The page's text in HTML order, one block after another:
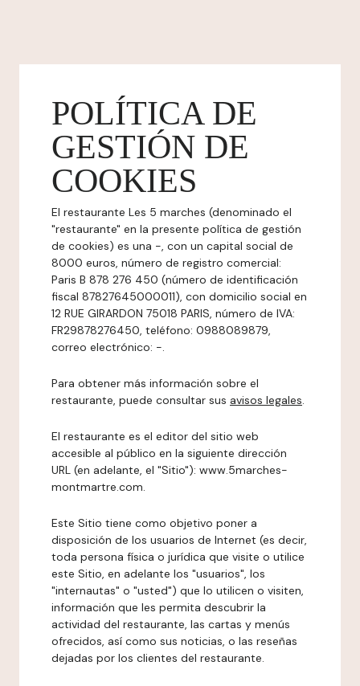
POLÍTICA DE
GESTIÓN DE
COOKIES
El restaurante Les 5 marches (denominado el
"restaurante" en la presente política de gestión
de cookies) es una -, con un capital social de
8000 euros, número de registro comercial:
Paris B 878 276 450 (número de identificación
fiscal 87827645000011), con domicilio social en
12 RUE GIRARDON 75018 PARIS, número de IVA:
FR29878276450, teléfono: 0988089879,
correo electrónico: -.
Para obtener más información sobre el
restaurante, puede consultar sus avisos legales.
El restaurante es el editor del sitio web
accesible al público en la siguiente dirección
URL (en adelante, el "Sitio"): www.5marches-
montmartre.com.
Este Sitio tiene como objetivo poner a
disposición de los usuarios de Internet (es decir,
toda persona física o jurídica que visite o utilice
este Sitio, en adelante los "usuarios", los
"internautas" o "usted") que lo utilicen o visiten,
información que les permita descubrir la
actividad del restaurante, las cartas y menús
ofrecidos, así como sus noticias, o las reseñas
dejadas por los clientes del restaurante.